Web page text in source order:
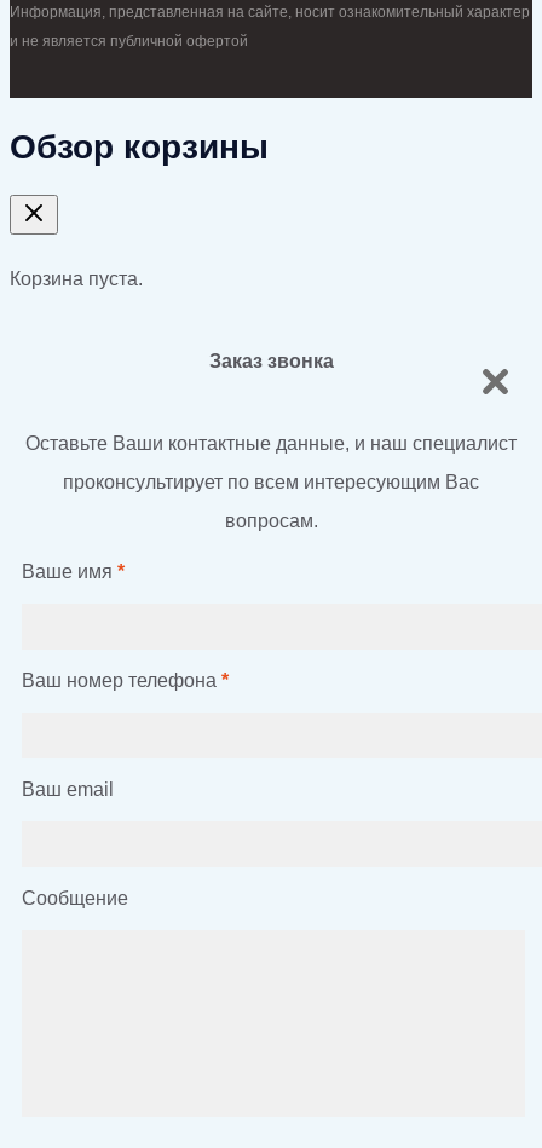
Информация, представленная на сайте, носит ознакомительный характер
и не является публичной офертой
Обзор корзины
Корзина пуста.
Заказ звонка
Оставьте Ваши контактные данные, и наш специалист
проконсультирует по всем интересующим Вас
вопросам.
Ваше имя *
Ваш номер телефона *
Ваш email
Сообщение